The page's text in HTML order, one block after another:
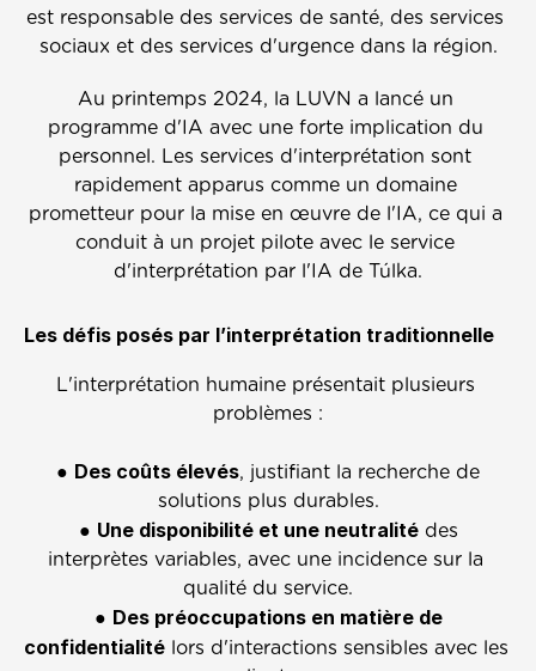
est responsable des services de santé, des services
sociaux et des services d'urgence dans la région.
Au printemps 2024, la LUVN a lancé un
programme d'IA avec une forte implication du
personnel. Les services d'interprétation sont
rapidement apparus comme un domaine
prometteur pour la mise en œuvre de l'IA, ce qui a
conduit à un projet pilote avec le service
d'interprétation par l'IA de Túlka.
Les défis posés par l’interprétation traditionnelle
L'interprétation humaine présentait plusieurs
problèmes :
● Des coûts élevés, justifiant la recherche de
solutions plus durables.
● Une disponibilité et une neutralité des
interprètes variables, avec une incidence sur la
qualité du service.
● Des préoccupations en matière de
confidentialité lors d'interactions sensibles avec les